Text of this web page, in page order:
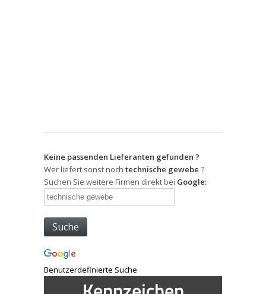
Keine passenden Lieferanten gefunden ?
Wer liefert sonst noch technische gewebe ?
Suchen Sie weitere Firmen direkt bei Google:
Benutzerdefinierte Suche